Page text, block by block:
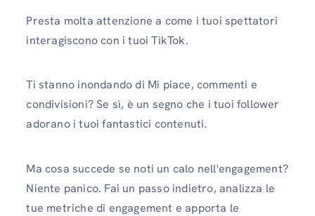
Presta molta attenzione a come i tuoi spettatori
interagiscono con i tuoi TikTok.
Ti stanno inondando di Mi piace, commenti e
condivisioni? Se sì, è un segno che i tuoi follower
adorano i tuoi fantastici contenuti.
Ma cosa succede se noti un calo nell'engagement?
Niente panico. Fai un passo indietro, analizza le
tue metriche di engagement e apporta le